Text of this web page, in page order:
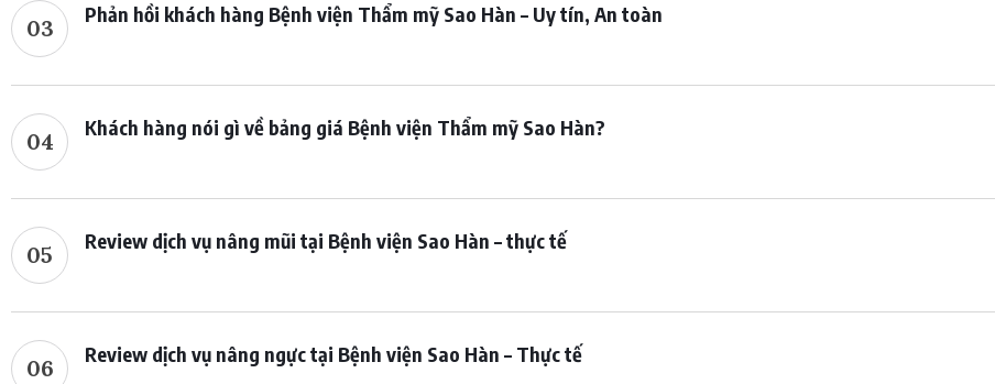
03
Phản hồi khách hàng Bệnh viện Thẩm mỹ Sao Hàn – Uy tín, An toàn
04
Khách hàng nói gì về bảng giá Bệnh viện Thẩm mỹ Sao Hàn?
05
Review dịch vụ nâng mũi tại Bệnh viện Sao Hàn – thực tế
06
Review dịch vụ nâng ngực tại Bệnh viện Sao Hàn – Thực tế